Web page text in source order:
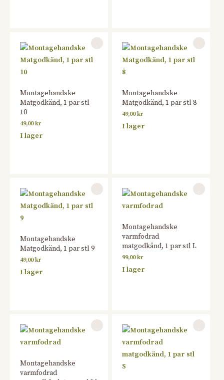
Montagehandske
Matgodkänd, 1 par stl
10
49,00kr
I lager
Montagehandske
Matgodkänd, 1 par stl 8
49,00kr
I lager
Montagehandske
Matgodkänd, 1 par stl 9
49,00kr
I lager
Montagehandske
varmfodrad
matgodkänd, 1 par stl L
99,00kr
I lager
Montagehandske
varmfodrad